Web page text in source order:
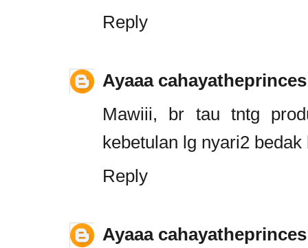
Reply
Ayaaa cahayatheprinces
Mawiii, br tau tntg
kebetulan lg nyari2
Reply
Ayaaa cahayatheprinces